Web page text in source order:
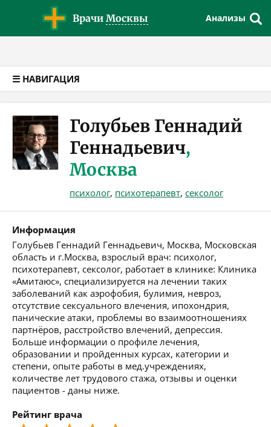
Врачи Москвы Анализы
☰ НАВИГАЦИЯ
Голубьев Геннадий
Геннадьевич,
Москва
психолог, психотерапевт, сексолог
Информация
Голубьев Геннадий Геннадьевич, Москва, Московская
область и г.Москва, взрослый врач: психолог,
психотерапевт, сексолог, работает в клинике: Клиника
«Амитаюс», специализируется на лечении таких
заболеваний как аэрофобия, булимия, невроз,
отсутствие сексуального влечения, ипохондрия,
панические атаки, проблемы во взаимоотношениях
партнёров, расстройство влечений, депрессия.
Больше информации о профиле лечения,
образовании и пройденных курсах, категории и
степени, опыте работы в мед.учреждениях,
количестве лет трудового стажа, отзывы и оценки
пациентов - даны ниже.
Рейтинг врача